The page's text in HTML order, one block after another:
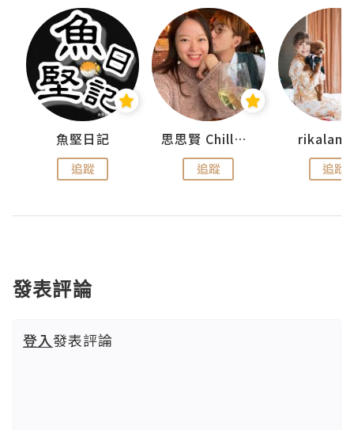
魚堅日記
追蹤
思思賢 ChillMyBabe
追蹤 追蹤
發表評論
登入發表評論